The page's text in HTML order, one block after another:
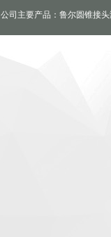
公司主要产品：鲁尔圆锥接